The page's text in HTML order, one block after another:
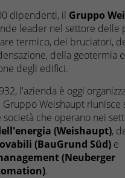
dipendenti, il Gruppo
leader nel settore delle
termico, dei bruciatori,
della geotermia e
degli edifici.
l'azienda è oggi
Gruppo Weishaupt riunisce
che operano nei
(Weishaupt),
(BauGrund Süd) e
(Neuberger
.